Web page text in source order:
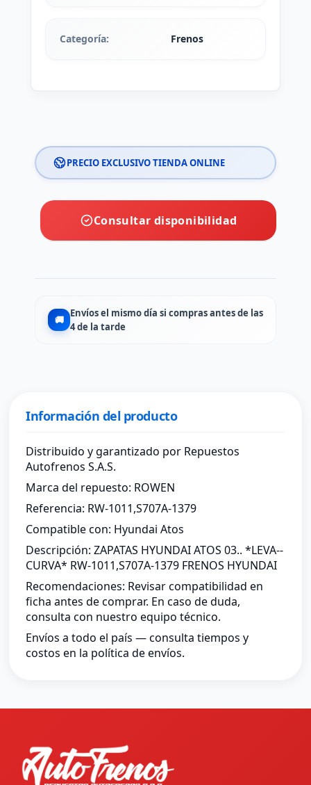
Categoría: Frenos
PRECIO EXCLUSIVO TIENDA ONLINE
Consultar disponibilidad
🚚
Envíos el mismo día si compras antes de las
4 de la tarde
Información del producto
Distribuido y garantizado por Repuestos
Autofrenos S.A.S.
Marca del repuesto: ROWEN
Referencia: RW-1011,S707A-1379
Compatible con: Hyundai Atos
Descripción: ZAPATAS HYUNDAI ATOS 03.. *LEVA--
CURVA* RW-1011,S707A-1379 FRENOS HYUNDAI
Recomendaciones: Revisar compatibilidad en
ficha antes de comprar. En caso de duda,
consulta con nuestro equipo técnico.
Envíos a todo el país — consulta tiempos y
costos en la política de envíos.